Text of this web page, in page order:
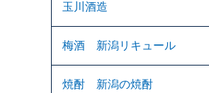
玉川酒造
梅酒 新潟リキュール
焼酎 新潟の焼酎